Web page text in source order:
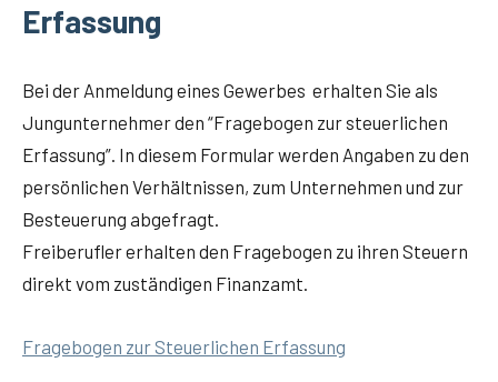
Erfassung
Bei der Anmel­dung eines Gewer­bes erhal­ten Sie als
Jung­un­ter­neh­mer den “Fra­ge­bo­gen zur steu­er­li­chen
Erfas­sung”. In die­sem For­mu­lar wer­den Anga­ben zu den
per­sön­li­chen Ver­hält­nis­sen, zum Unter­neh­men und zur
Besteue­rung abge­fragt.
Frei­be­ruf­ler erhal­ten den Fra­ge­bo­gen zu ihren Steu­ern
direkt vom zustän­di­gen Finanzamt.
Fra­ge­bo­gen zur Steu­er­li­chen Erfassung